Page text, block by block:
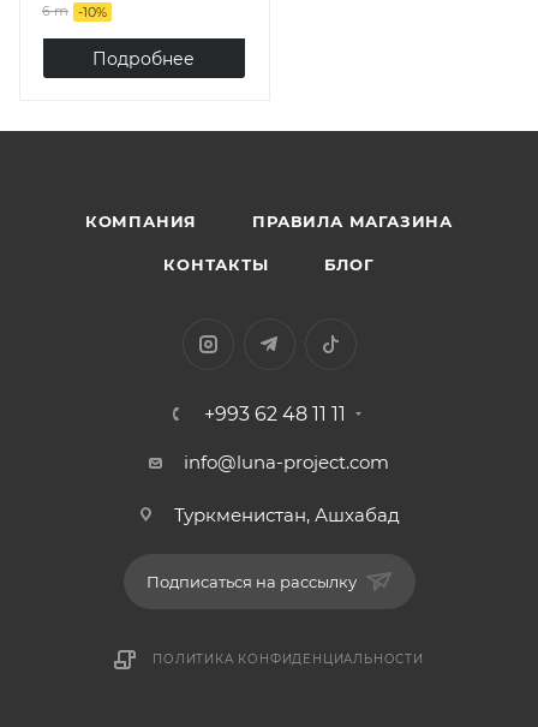
6 m -10%
Подробнее
КОМПАНИЯ ПРАВИЛА МАГАЗИНА
КОНТАКТЫ БЛОГ
+993 62 48 11 11
info@luna-project.com
Туркменистан, Ашхабад
Подписаться на рассылку
ПОЛИТИКА КОНФИДЕНЦИАЛЬНОСТИ